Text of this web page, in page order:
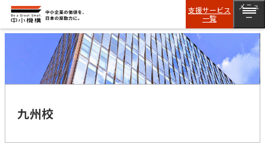
支援サービス
一覧
メニュ
ー
九州校